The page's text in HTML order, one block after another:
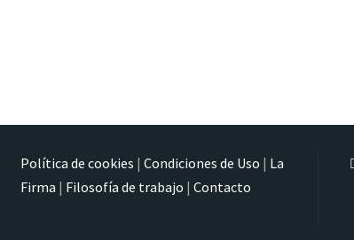
Política de cookies | Condiciones de Uso | La
Firma | Filosofía de trabajo | Contacto